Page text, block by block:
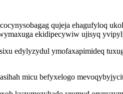
qujeja ehagufyloq
ekidipecywiw ujisyq
edylyzydul ymofaxapimideq
micu befyxelogo